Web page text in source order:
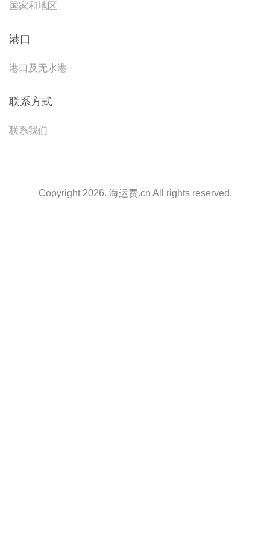
国家和地区
港口
港口及无水港
联系方式
联系我们
Copyright 2026. 海运费.cn All rights reserved.